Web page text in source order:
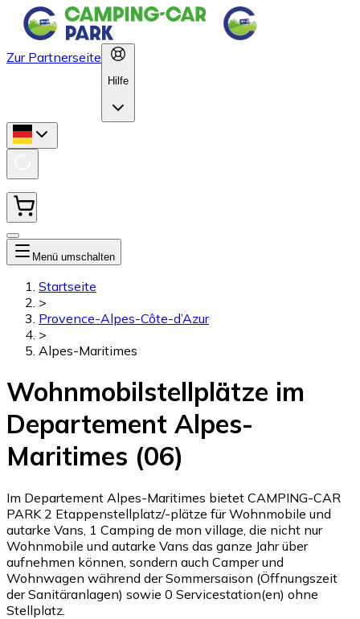
Zur Partnerseite
Hilfe
Menü umschalten
Startseite
>
Provence-Alpes-Côte-d’Azur
>
Alpes-Maritimes
Wohnmobilstellplätze im
Departement Alpes-
Maritimes (06)
Im Departement Alpes-Maritimes bietet CAMPING-CAR
PARK 2 Etappenstellplatz/-plätze für Wohnmobile und
autarke Vans, 1 Camping de mon village, die nicht nur
Wohnmobile und autarke Vans das ganze Jahr über
aufnehmen können, sondern auch Camper und
Wohnwagen während der Sommersaison (Öffnungszeit
der Sanitäranlagen) sowie 0 Servicestation(en) ohne
Stellplatz.